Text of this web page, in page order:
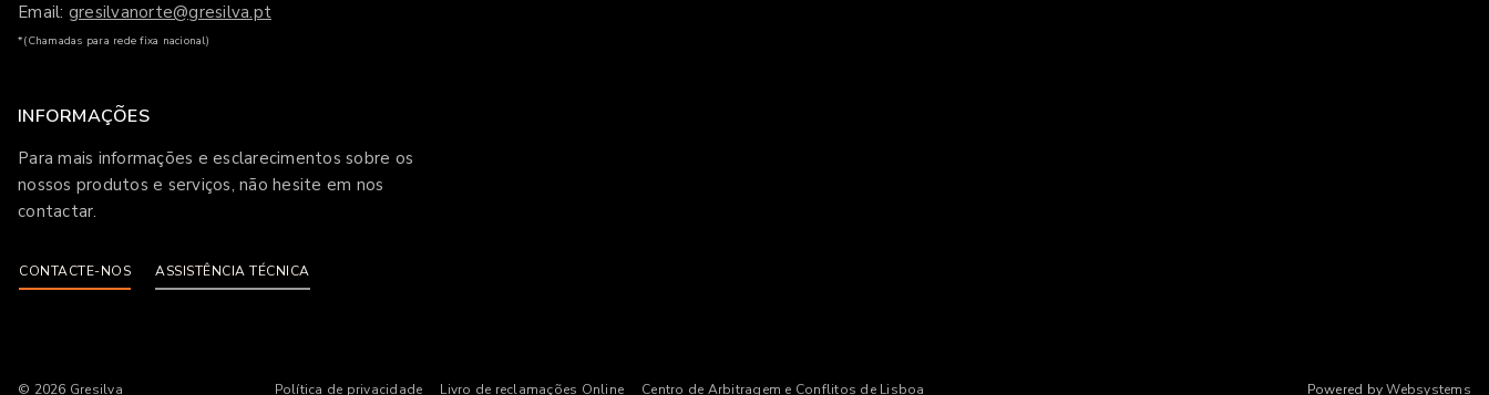
Email: gresilvanorte@gresilva.pt
*(Chamadas para rede fixa nacional)
INFORMAÇÕES
Para mais informações e esclarecimentos sobre os
nossos produtos e serviços, não hesite em nos
contactar.
CONTACTE-NOS ASSISTÊNCIA TÉCNICA
© 2026 Gresilva Política de privacidade Livro de reclamações Online Centro de Arbitragem e Conflitos de Lisboa Powered byWebsystems